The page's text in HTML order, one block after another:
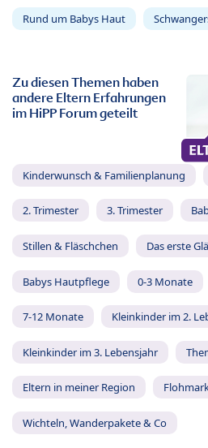
Rund um Babys Haut
Zu diesen Themen haben
andere Eltern Erfahrungen
im HiPP Forum geteilt
Kinderwunsch & Familienplanung
2. Trimester 3. Trimester
Stillen & Fläschchen Das erste
Babys Hautpflege 0-3 Monate
7-12 Monate Kleinkinder im 2.
Kleinkinder im 3. Lebensjahr
Eltern in meiner Region
Wichteln, Wanderpakete & Co